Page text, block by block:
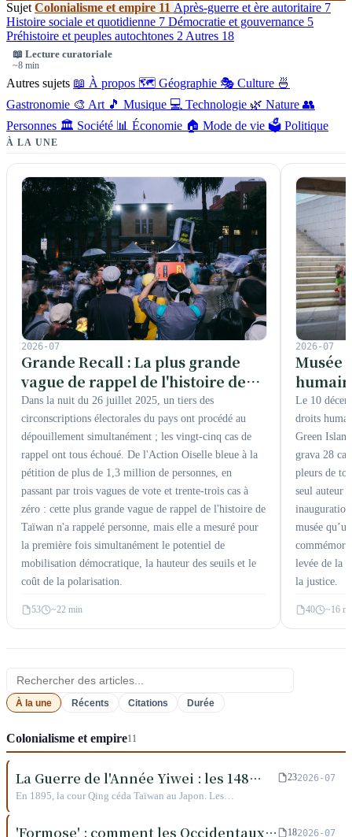
Sujet Colonialisme et empire 11 Après-guerre et ère autoritaire 7
Histoire sociale et quotidienne 7 Démocratie et gouvernance 5
Préhistoire et peuples autochtones 2 Autres 18
📖 Lecture curatoriale
~8 min
Autres sujets 📖 À propos 🗺️ Géographie 🎭 Culture 🍜
Gastronomie 🎨 Art 🎵 Musique 💻 Technologie 🌿 Nature 👥
Personnes 🏛️ Société 📊 Économie 🏠 Mode de vie 🗳️ Politique
À LA UNE
2026-07
Grande Recall : La plus grande
vague de rappel de l'histoire de
Taïwan, où les trente-trois cas ont
tous échoué, mesurant chaque
graduation de la démocratie
taïwanaise
Dans la nuit du 26 juillet 2025, un tiers des
circonscriptions électorales du pays ont procédé au
dépouillement simultanément ; les vingt-cinq cas de
rappel ont tous échoué. De l'Action Oiselle bleue à la
pétition de plus de 1,3 million de personnes, en
passant par trois vagues de vote et trente-trois cas à
zéro : cette plus grande vague de rappel de l'histoire de
Taïwan n'a rappelé personne, mais elle a mesuré pour
la première fois simultanément le potentiel de
mobilisation démocratique, la hauteur des seuils et le
coût de la polarisation.
53 ~22 min
2026-07
Musée
Le 10
droits
Green
grava 28
pleurs de
seul auteur
musée
levée de la
la justice.
40 ~16
Rechercher dans cette catégorie
À la une Récents Citations Durée
Colonialisme et empire11
La Guerre de l'Année Yiwei : les 148
jours de la République de Taïwan
En 1895, la cour Qing céda Taïwan au Japon. Les
d'Asie, mais le président s'enfuit en dix jours, le poète en
232026-07
'Formose' : comment les Occidentaux
182026-07